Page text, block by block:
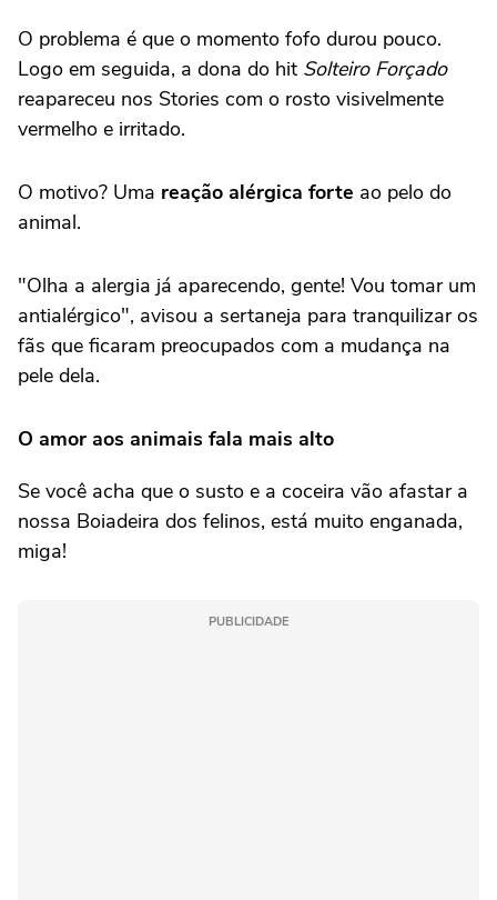
O problema é que o momento fofo durou pouco.
Logo em seguida, a dona do hit Solteiro Forçado
reapareceu nos Stories com o rosto visivelmente
vermelho e irritado.
O motivo? Uma reação alérgica forte ao pelo do
animal.
"Olha a alergia já aparecendo, gente! Vou tomar um
antialérgico", avisou a sertaneja para tranquilizar os
fãs que ficaram preocupados com a mudança na
pele dela.
O amor aos animais fala mais alto
Se você acha que o susto e a coceira vão afastar a
nossa Boiadeira dos felinos, está muito enganada,
miga!
PUBLICIDADE